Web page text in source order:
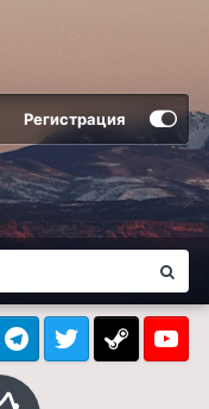
Регистрация
TelegramTwitter Steam